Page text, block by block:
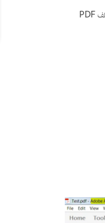
يشرح هذا المستند كيفية تعيين Acrobat كعارض PDF الافتراضي لتتمكن من تحرير ملفات PDF في Acrobat. (إذا كنت تبحث عن معلومات عن كيفية تحرير النصوص أو الصور في ملف PDF أو ملف PDF